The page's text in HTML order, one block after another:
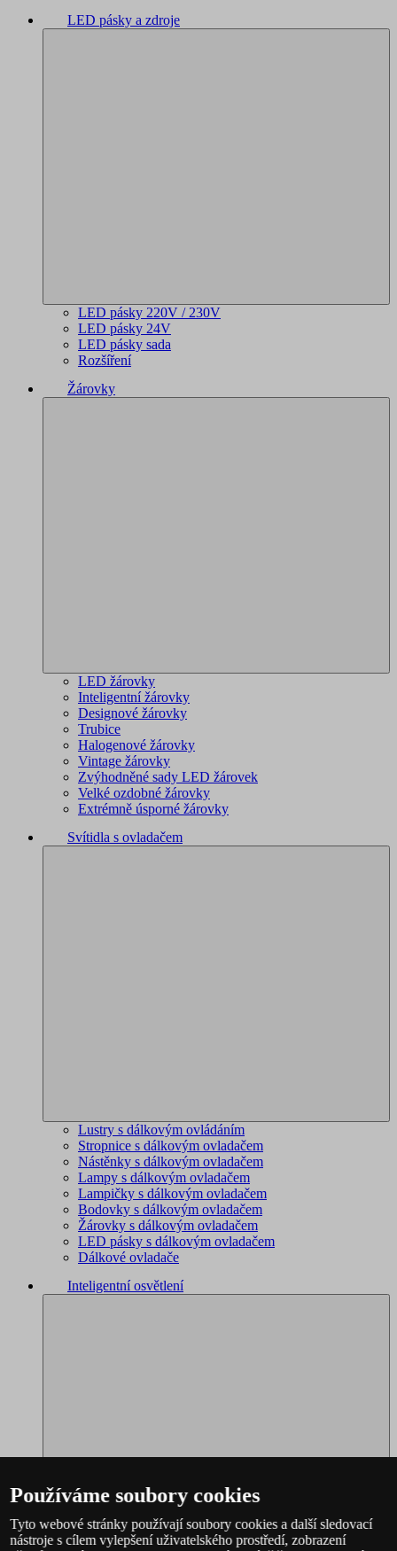
LED pásky a zdroje
LED pásky 220V / 230V
LED pásky 24V
LED pásky sada
Rozšíření
Žárovky
LED žárovky
Inteligentní žárovky
Designové žárovky
Trubice
Halogenové žárovky
Vintage žárovky
Zvýhodněné sady LED žárovek
Velké ozdobné žárovky
Extrémně úsporné žárovky
Svítidla s ovladačem
Lustry s dálkovým ovládáním
Stropnice s dálkovým ovladačem
Nástěnky s dálkovým ovladačem
Lampy s dálkovým ovladačem
Lampičky s dálkovým ovladačem
Bodovky s dálkovým ovladačem
Žárovky s dálkovým ovladačem
LED pásky s dálkovým ovladačem
Dálkové ovladače
Inteligentní osvětlení
Používáme soubory cookies
Tyto webové stránky používají soubory cookies a další sledovací
nástroje s cílem vylepšení uživatelského prostředí, zobrazení